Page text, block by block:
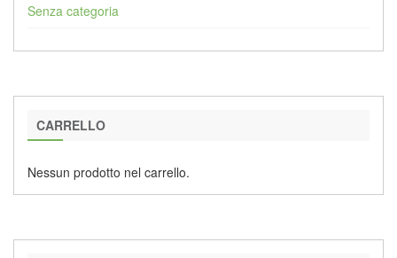
Senza categoria
CARRELLO
Nessun prodotto nel carrello.